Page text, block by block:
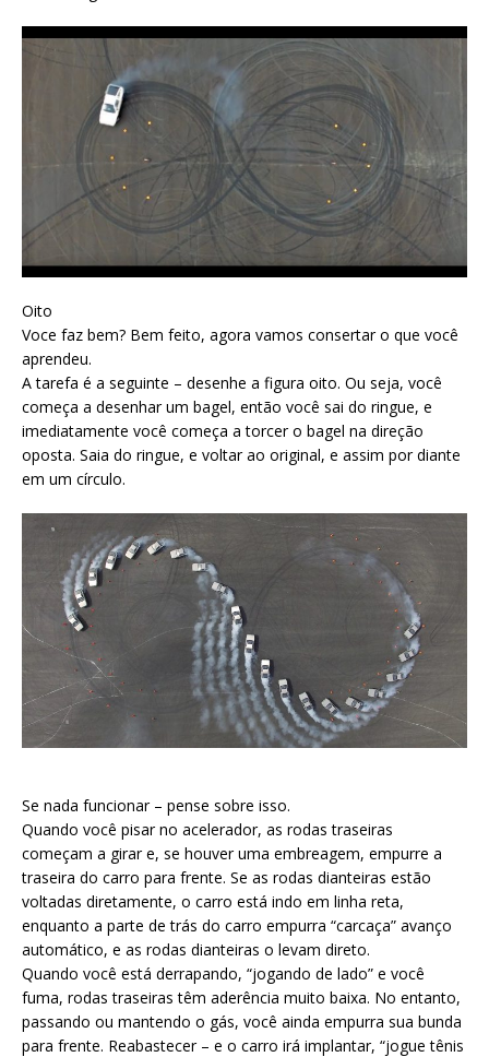
Oito
Voce faz bem? Bem feito, agora vamos consertar o que você
aprendeu.
A tarefa é a seguinte – desenhe a figura oito. Ou seja, você
começa a desenhar um bagel, então você sai do ringue, e
imediatamente você começa a torcer o bagel na direção
oposta. Saia do ringue, e voltar ao original, e assim por diante
em um círculo.
Se nada funcionar – pense sobre isso.
Quando você pisar no acelerador, as rodas traseiras
começam a girar e, se houver uma embreagem, empurre a
traseira do carro para frente. Se as rodas dianteiras estão
voltadas diretamente, o carro está indo em linha reta,
enquanto a parte de trás do carro empurra “carcaça” avanço
automático, e as rodas dianteiras o levam direto.
Quando você está derrapando, “jogando de lado” e você
fuma, rodas traseiras têm aderência muito baixa. No entanto,
passando ou mantendo o gás, você ainda empurra sua bunda
para frente. Reabastecer – e o carro irá implantar, “jogue tênis